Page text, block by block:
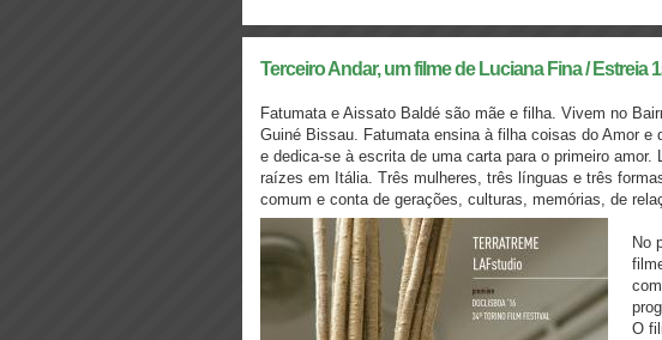
Terceiro Andar​, um filme de Luciana Fina / Estreia
Fatumata e Aissato Baldé são mãe e filha. Vivem no
Guiné Bissau. Fatumata ensina à filha coisas do Amor e
e dedica-se à escrita de uma carta para o primeiro
raízes em Itália. Três mulheres, três línguas e três
comum e conta de gerações, culturas, memórias, de
No
O